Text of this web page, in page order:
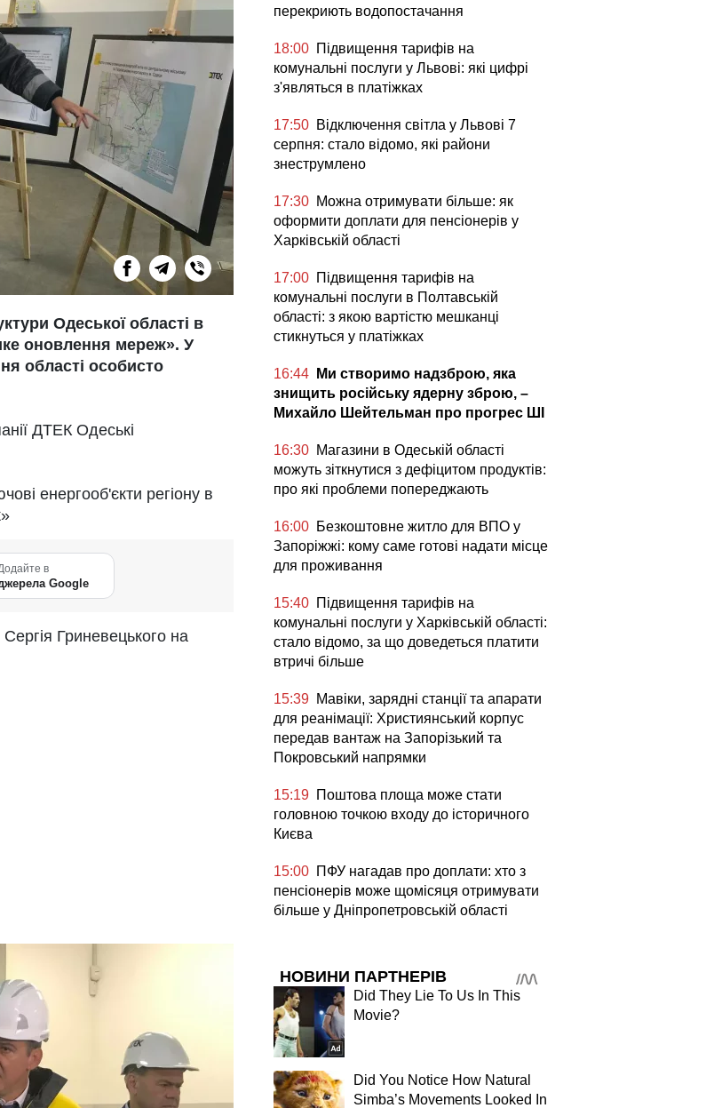
Одеської області в
оновлення мереж». У
області особисто
ДТЕК Одеські
енергооб'єкти регіону в
в
Google
Сергія Гриневецького на
перекриють водопостачання
18:00 Підвищення тарифів на
комунальні послуги у Львові: які цифрі
з'являться в платіжках
17:50 Відключення світла у Львові 7
серпня: стало відомо, які райони
знеструмлено
17:30 Можна отримувати більше: як
оформити доплати для пенсіонерів у
Харківській області
17:00 Підвищення тарифів на
комунальні послуги в Полтавській
області: з якою вартістю мешканці
стикнуться у платіжках
16:44
Ми створимо надзброю, яка
знищить російську ядерну зброю, –
Михайло Шейтельман про прогрес ШІ
16:30 Магазини в Одеській області
можуть зіткнутися з дефіцитом продуктів:
про які проблеми попереджають
16:00 Безкоштовне житло для ВПО у
Запоріжжі: кому саме готові надати місце
для проживання
15:40 Підвищення тарифів на
комунальні послуги у Харківській області:
стало відомо, за що доведеться платити
втричі більше
15:39 Мавіки, зарядні станції та апарати
для реанімації: Християнський корпус
передав вантаж на Запорізький та
Покровський напрямки
15:19 Поштова площа може стати
головною точкою входу до історичного
Києва
15:00 ПФУ нагадав про доплати: хто з
пенсіонерів може щомісяця отримувати
більше у Дніпропетровській області
НОВИНИ ПАРТНЕРІВ
Did They Lie To Us In This
Movie?
Did You Notice How Natural
Simba’s Movements Looked In